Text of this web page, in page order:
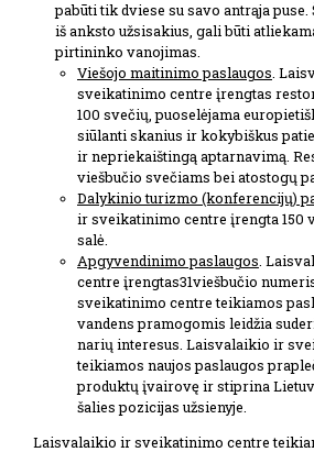
pabūti tik dviese su savo antrąja puse.
iš anksto užsisakius, gali būti
pirtininko vanojimas.
Viešojo maitinimo paslaugos .
sveikatinimo centre įrengtas
100 svečių, puoselėjama
siūlanti skanius ir kokybiškus
ir nepriekaištingą aptarnavimą.
viešbučio svečiams bei atostogų
Dalykinio turizmo (konferencijų)
ir sveikatinimo centre įrengta 150
salė.
Apgyvendinimo paslaugos .
centre įrengtas31viešbučio
sveikatinimo centre teikiamos
vandens pramogomis leidžia
narių interesus. Laisvalaikio ir
teikiamos naujos paslaugos
produktų įvairovę ir stiprina
šalies pozicijas užsienyje.
Laisvalaikio ir sveikatinimo centre